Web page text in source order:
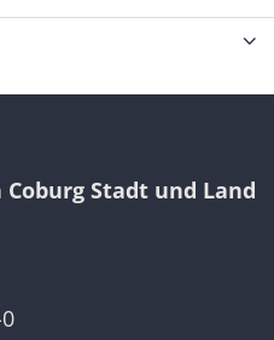
Stadt und Land